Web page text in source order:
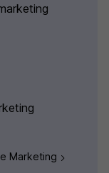
Marketing